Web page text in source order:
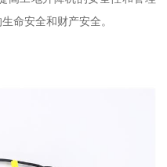
命安全和财产安全。